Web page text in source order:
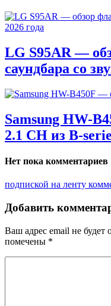
LG S95AR —
саундбара со
Samsung HW-
2.1 CH из B-
Нет пока комментариев
подпиской на ленту
Добавить
Ваш адрес email не будет
помечены *